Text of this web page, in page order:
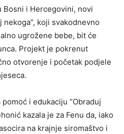
Bosni i Hercegovini, novi
koji svakodnevno
ugrožene bebe, bit će
Projekt je pokrenut
otvorenje i početak podjele
i edukaciju “Obraduj
kazala je za Fenu da, iako
na krajnje siromaštvo i